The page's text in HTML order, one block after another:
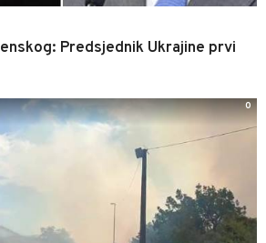
Predsjednik Ukrajine prvi
0